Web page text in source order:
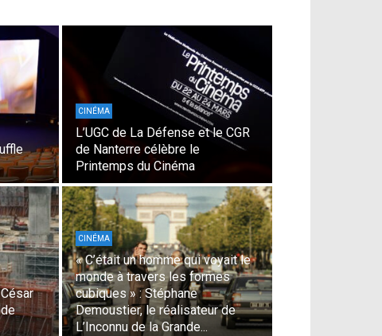
CINÉMA
L’UGC de La Défense et le CGR
de Nanterre célèbre le
Printemps du Cinéma
CINÉMA
« C’était un homme qui voyait le
monde à travers les formes
cubiques » : Stéphane
Demoustier, le réalisateur de
L’Inconnu de la Grande...